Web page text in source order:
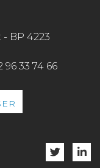
BP 4223
96 33 74 66